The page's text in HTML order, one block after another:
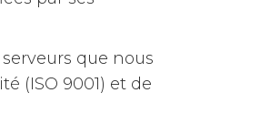
que nous
(ISO 9001) et de